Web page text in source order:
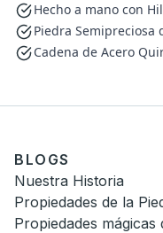
Hecho a mano con
Piedra Semipreciosa
Cadena de Acero
BLOGS
Nuestra Historia
Propiedades de la
Propiedades mágicas